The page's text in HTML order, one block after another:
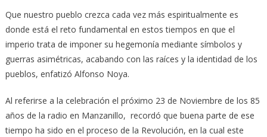
Que nuestro pueblo crezca cada vez más espiritualmente es
donde está el reto fundamental en estos tiempos en que el
imperio trata de imponer su hegemonía mediante símbolos y
guerras asimétricas, acabando con las raíces y la identidad de los
pueblos, enfatizó Alfonso Noya.
Al referirse a la celebración el próximo 23 de Noviembre de los 85
años de la radio en Manzanillo, recordó que buena parte de ese
tiempo ha sido en el proceso de la Revolución, en la cual este